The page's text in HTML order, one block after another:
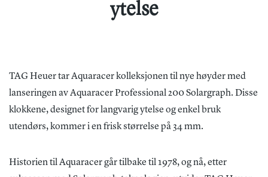
ytelse
TAG Heuer tar Aquaracer kolleksjonen til nye høyder med
lanseringen av Aquaracer Professional 200 Solargraph. Disse
klokkene, designet for langvarig ytelse og enkel bruk
utendørs, kommer i en frisk størrelse på 34 mm.
Historien til Aquaracer går tilbake til 1978, og nå, etter